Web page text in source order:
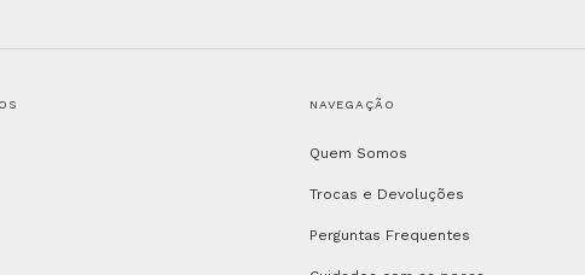
NAVEGAÇÃO
Quem Somos
Trocas e Devoluções
Perguntas Frequentes